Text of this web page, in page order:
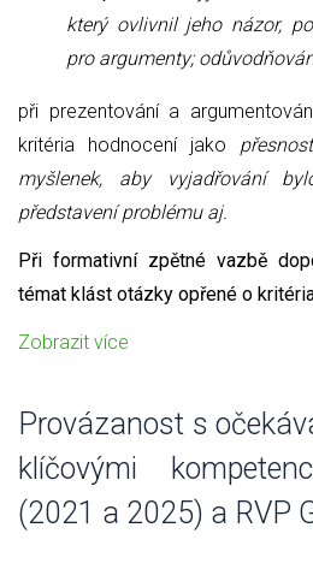
který ovlivnil jeho názor,
pro argumenty;
při prezentování a
kritéria hodnocení jako
myšlenek, aby vyjadřování
představení problému aj.
Při formativní zpětné vazbě
témat klást otázky opřené o
Zobrazit více
Provázanost s
klíčovými
(2021 a 2025) a RVP